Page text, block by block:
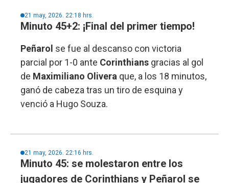
21 may, 2026. 22:18 hrs.
Minuto 45+2: ¡Final del primer tiempo!
Peñarol se fue al descanso con victoria
parcial por 1-0 ante Corinthians gracias al gol
de Maximiliano Olivera que, a los 18 minutos,
ganó de cabeza tras un tiro de esquina y
venció a Hugo Souza.
21 may, 2026. 22:16 hrs.
Minuto 45: se molestaron entre los
jugadores de Corinthians y Peñarol se